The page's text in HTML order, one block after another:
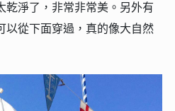
乾淨了，非常非常美。另外有
以從下面穿過，真的像大自然